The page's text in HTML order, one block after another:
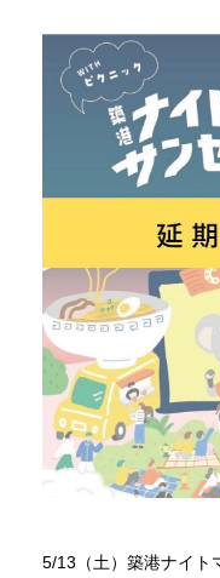
5/13（土）築港ナイト